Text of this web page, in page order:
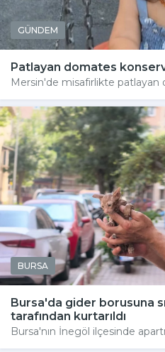
GÜNDEM
Patlayan domates
Mersin'de misafirlikte patlayan
BURSA
Bursa'da gider borusuna
tarafından kurtarıldı
Bursa'nın İnegöl ilçesinde